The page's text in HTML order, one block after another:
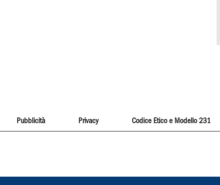
Pubblicità Privacy Codice Etico e Modello 231